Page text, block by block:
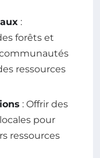
:
forêts et
ressources
: Offrir des
pour
ressources